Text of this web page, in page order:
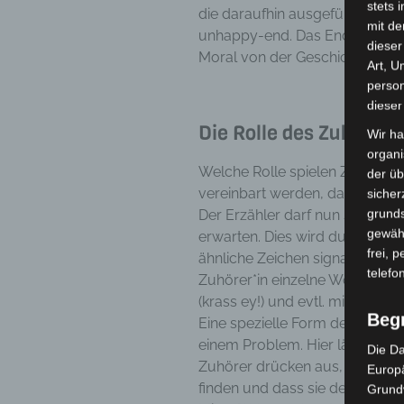
die daraufhin ausgeführt
unhappy-end. Das Ende der
Moral von der Geschichte“.
Die Rolle des Zuhörers
Welche Rolle spielen Zuhörer
vereinbart werden, dass der/
Der Erzähler darf nun
erwarten. Dies wird durch
ähnliche Zeichen signalisiert.
Zuhörer*in einzelne Worte
(krass ey!) und evtl. mit einer
Eine spezielle Form der
einem Problem. Hier lässt
Zuhörer drücken aus, dass
finden und dass sie dem
stets
mit
Art,
Wir
der
frei,
Die